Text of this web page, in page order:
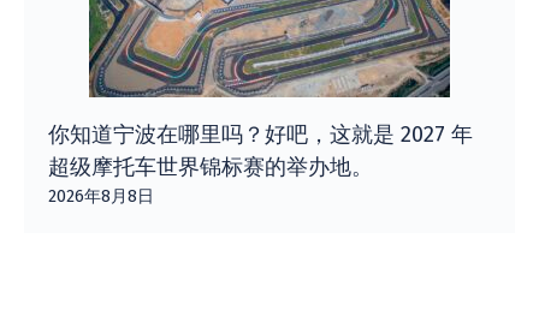
你知道宁波在哪里吗？好吧，这就是 2027 年
超级摩托车世界锦标赛的举办地。
2026年8月8日